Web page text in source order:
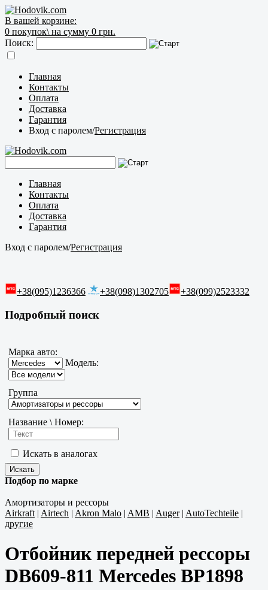
В вашей корзине:
0 покупок\ на сумму 0 грн.
Поиск:
Главная
Контакты
Оплата
Доставка
Гарантия
Вход с паролем/Регистрация
Главная
Контакты
Оплата
Доставка
Гарантия
Вход с паролем/Регистрация
+38(095)1236366 +38(098)1302705 +38(099)2523332
Подробный поиск
Марка авто:
Модель:
Группа
Название \ Номер:
Искать в аналогах
Подбор по марке
Амортизаторы и рессоры
Airkraft| Airtech | Akron Malo | AMB | Auger| AutoTechteile |
другие
Отбойник передней рессоры
DB609-811 Mercedes BP1898